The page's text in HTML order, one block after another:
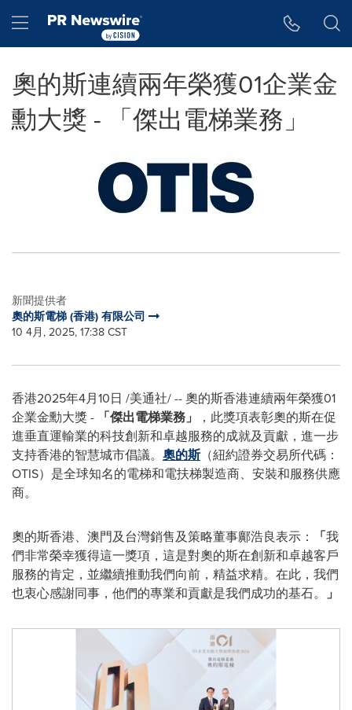
Hamburger menu
奧的斯連續兩年榮獲01企業金
勳大獎 - 「傑出電梯業務」
新聞提供者
奧的斯電梯 (香港) 有限公司
10 4月, 2025, 17:38 CST
香港2025年4月10日 /美通社/ --奧的斯香港連續兩年榮獲01
企業金勳大獎- 「傑出電梯業務」
，此獎項表彰奧的斯在促
進垂直運輸業的科技創新和卓越服務的成就及貢獻，進一步
支持香港的智慧城市倡議。 奧的斯（紐約證券交易所代碼：
OTIS）是全球知名的電梯和電扶梯製造商、安裝和服務供應
商。
奧的斯香港、澳門及台灣銷售及策略董事鄺浩良表示： 「我
們非常榮幸獲得這一獎項，這是對奧的斯在創新和卓越客戶
服務的肯定，並繼續推動我們向前，精益求精。在此，我們
也衷心感謝同事，他們的專業和貢獻是我們成功的基石。 」